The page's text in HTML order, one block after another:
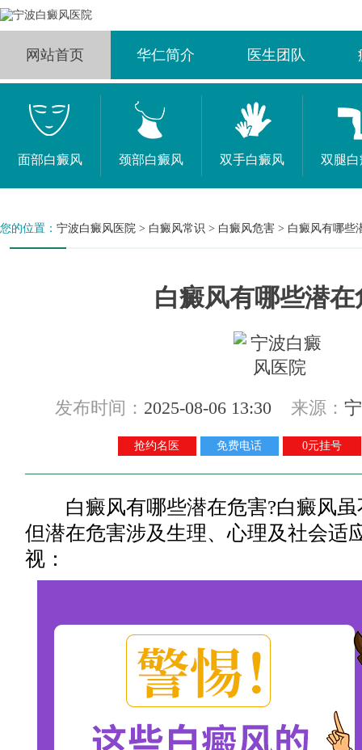
网站首页 华仁简介 医生团队
面部白癜风 颈部白癜风 双手白癜风 双腿
您的位置： 宁波白癜风医院 > 白癜风常识 > 白癜风危害 > 白癜风有哪些
白癜风有哪些潜在
发布时间： 2025-08-06 13:30 来源：
抢约名医 免费电话 0元挂号
白癜风有哪些潜在危害?白癜风虽
但潜在危害涉及生理、心理及社会适
视：